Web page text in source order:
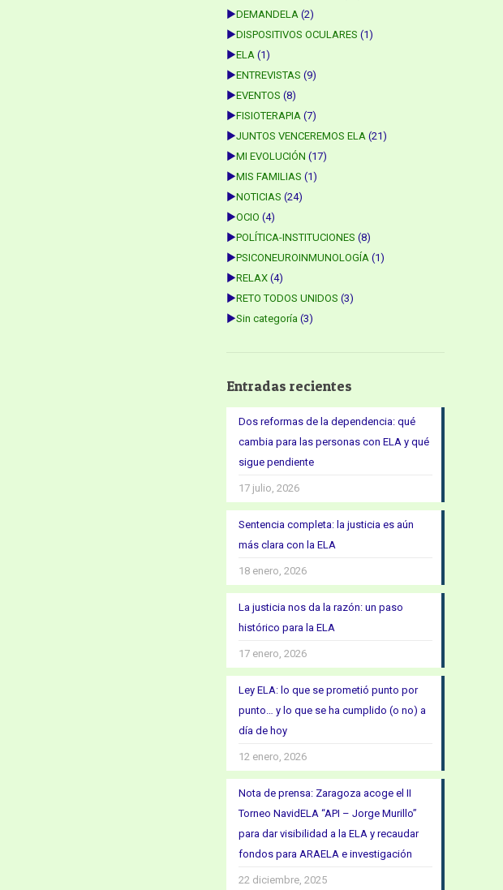
►DEMANDELA (2)
►DISPOSITIVOS OCULARES (1)
►ELA (1)
►ENTREVISTAS (9)
►EVENTOS (8)
►FISIOTERAPIA (7)
►JUNTOS VENCEREMOS ELA (21)
►MI EVOLUCIÓN (17)
►MIS FAMILIAS (1)
►NOTICIAS (24)
►OCIO (4)
►POLÍTICA-INSTITUCIONES (8)
►PSICONEUROINMUNOLOGÍA (1)
►RELAX (4)
►RETO TODOS UNIDOS (3)
►Sin categoría (3)
Entradas recientes
Dos reformas de la dependencia: qué
cambia para las personas con ELA y qué
sigue pendiente
17 julio, 2026
Sentencia completa: la justicia es aún
más clara con la ELA
18 enero, 2026
La justicia nos da la razón: un paso
histórico para la ELA
17 enero, 2026
Ley ELA: lo que se prometió punto por
punto… y lo que se ha cumplido (o no) a
día de hoy
12 enero, 2026
Nota de prensa: Zaragoza acoge el II
Torneo NavidELA “API – Jorge Murillo”
para dar visibilidad a la ELA y recaudar
fondos para ARAELA e investigación
22 diciembre, 2025